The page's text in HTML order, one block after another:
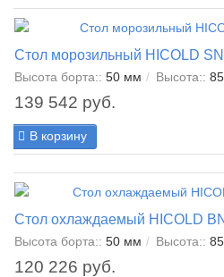
Стол морозильный HICOLD
Высота борта:: 50 мм Высота::
139 542 руб.
В корзину
Стол охлаждаемый HICOLD
Высота борта:: 50 мм Высота::
120 226 руб.